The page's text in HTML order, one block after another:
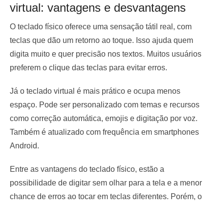
virtual: vantagens e desvantagens
O teclado físico oferece uma sensação tátil real, com
teclas que dão um retorno ao toque. Isso ajuda quem
digita muito e quer precisão nos textos. Muitos usuários
preferem o clique das teclas para evitar erros.
Já o teclado virtual é mais prático e ocupa menos
espaço. Pode ser personalizado com temas e recursos
como correção automática, emojis e digitação por voz.
Também é atualizado com frequência em smartphones
Android.
Entre as vantagens do teclado físico, estão a
possibilidade de digitar sem olhar para a tela e a menor
chance de erros ao tocar em teclas diferentes. Porém, o